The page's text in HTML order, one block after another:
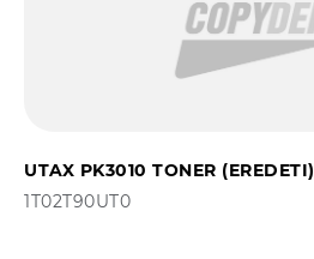
UTAX PK3010 TONER (EREDETI)
1T02T90UT0